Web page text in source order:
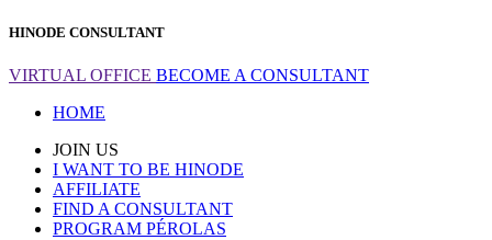
HINODE CONSULTANT
VIRTUAL OFFICE BECOME A CONSULTANT
HOME
JOIN US
I WANT TO BE HINODE
AFFILIATE
FIND A CONSULTANT
PROGRAM PÉROLAS